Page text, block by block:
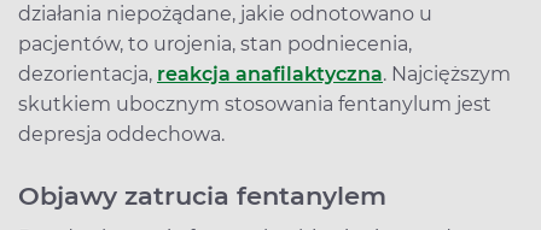
działania niepożądane, jakie odnotowano u
pacjentów, to urojenia, stan podniecenia,
dezorientacja, reakcja anafilaktyczna. Najcięższym
skutkiem ubocznym stosowania fentanylum jest
depresja oddechowa.
Objawy zatrucia fentanylem